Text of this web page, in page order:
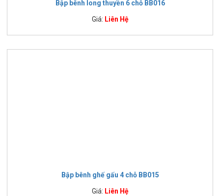
Bập bênh long thuyền 6 chỗ BB016
Giá: Liên Hệ
Bập bênh ghế gấu 4 chỗ BB015
Giá: Liên Hệ